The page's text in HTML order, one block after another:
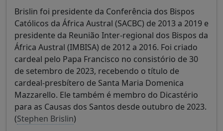
Brislin foi presidente da Conferência dos Bispos
Católicos da África Austral (SACBC) de 2013 a 2019 e
presidente da Reunião Inter-regional dos Bispos da
África Austral (IMBISA) de 2012 a 2016. Foi criado
cardeal pelo Papa Francisco no consistório de 30
de setembro de 2023, recebendo o título de
cardeal-presbítero de Santa Maria Domenica
Mazzarello. Ele também é membro do Dicastério
para as Causas dos Santos desde outubro de 2023.
(Stephen Brislin)